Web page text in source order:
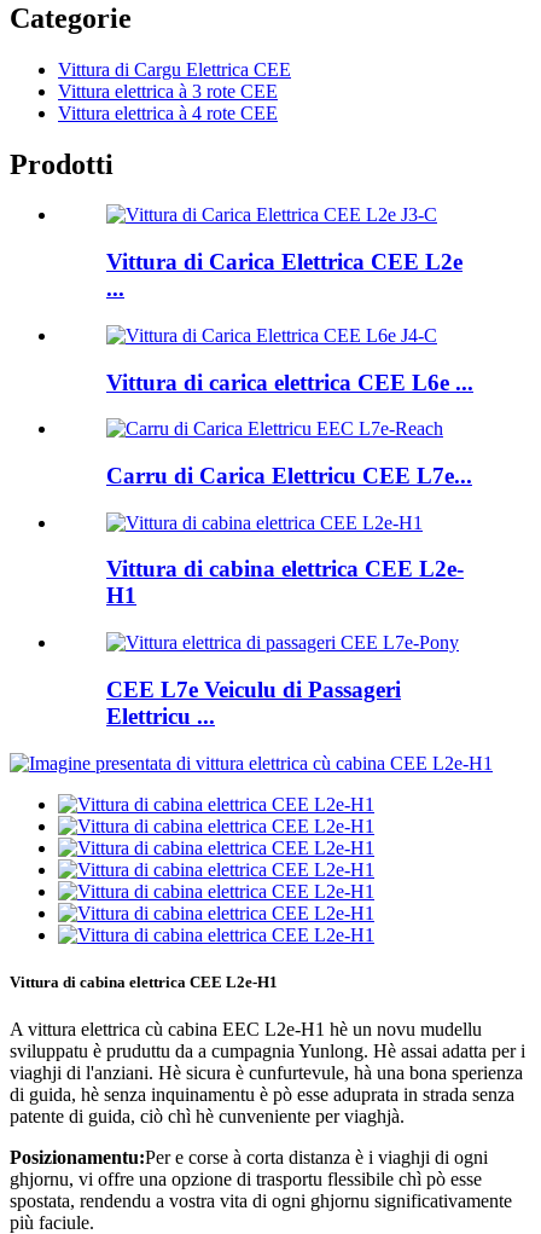
Categorie
Vittura di Cargu Elettrica CEE
Vittura elettrica à 3 rote CEE
Vittura elettrica à 4 rote CEE
Prodotti
Vittura di Carica Elettrica CEE L2e
...
Vittura di carica elettrica CEE L6e ...
Carru di Carica Elettricu CEE L7e...
Vittura di cabina elettrica CEE L2e-
H1
CEE L7e Veiculu di Passageri
Elettricu ...
Vittura di cabina elettrica CEE L2e-H1
A vittura elettrica cù cabina EEC L2e-H1 hè un novu mudellu
sviluppatu è pruduttu da a cumpagnia Yunlong. Hè assai adatta per i
viaghji di l'anziani. Hè sicura è cunfurtevule, hà una bona sperienza
di guida, hè senza inquinamentu è pò esse aduprata in strada senza
patente di guida, ciò chì hè cunveniente per viaghjà.
Posizionamentu:Per e corse à corta distanza è i viaghji di ogni
ghjornu, vi offre una opzione di trasportu flessibile chì pò esse
spostata, rendendu a vostra vita di ogni ghjornu significativamente
più faciule.